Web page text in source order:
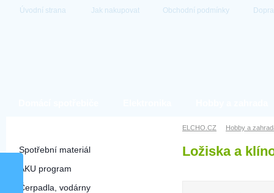
Úvodní strana Jak nakupovat Obchodní podmínky
Spotřební materiál
AKU program
Čerpadla, vodárny
ELCHO.CZ Hobby a
Ložiska a